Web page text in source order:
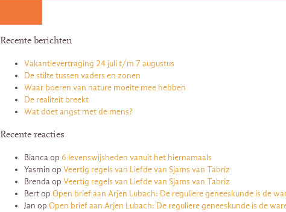
Recente berichten
Vakantievertraging 24 juli t/m 7 augustus
De stilte tussen vaders en zonen
Waar boeren van nature moeite mee hebben
De realiteit breekt
Wat doet angst met de mens?
Recente reacties
Biancaop 6 levenswijsheden vanuit het hiernamaals
Yasmin op Veertig regels van Liefde van Sjams van Tabriz
Brendaop Veertig regels van Liefde van Sjams van Tabriz
Bertop Open brief aan Arjen Lubach: De reguliere geneeskunde is de
Jan op Open brief aan Arjen Lubach: De reguliere geneeskunde is de